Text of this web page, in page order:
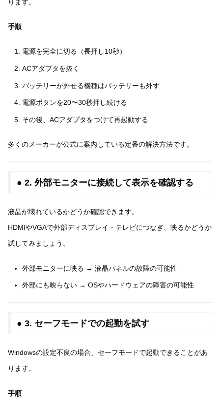
ります。
手順
電源を完全に切る（長押し10秒）
ACアダプタを抜く
バッテリーが外せる機種はバッテリーも外す
電源ボタンを20〜30秒押し続ける
その後、ACアダプタをつけて再起動する
多くのメーカーが公式に案内している定番の解決方法です。
● 2. 外部モニターに接続して表示を確認する
液晶が壊れているかどうか確認できます。
HDMIやVGAで外部ディスプレイ・テレビにつなぎ、映るかどうか
試してみましょう。
外部モニターに映る → 液晶パネルの故障の可能性
外部にも映らない → OSやハードウェアの障害の可能性
● 3. セーフモードでの起動を試す
Windowsの設定不良の場合、セーフモードで起動できることがあ
ります。
手順